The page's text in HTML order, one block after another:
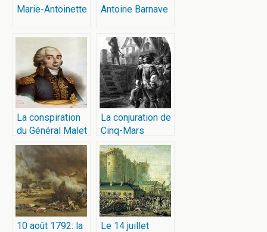
Marie-Antoinette Antoine Barnave
La conspiration
du Général Malet
La conjuration de
Cinq-Mars
10 août 1792: la
Le 14 juillet